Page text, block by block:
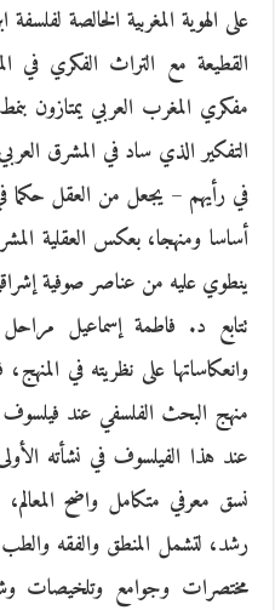
على الهوية المغربية الخالصة
القطيعة مع التراث الفكري في
مفكري المغرب العربي يمتازون
التفكير الذي ساد في المشرق
في رأيهم – يجعل من العقل حكما
أساسا ومنهجا، بعكس العقلية
ينطوي عليه من عناصر صوفية
تتابع د. فاطمة إسماعيل
وانعكاساتها على نظريته في
منهج البحث الفلسفي عند
عند هذا الفيلسوف في نشأته
نسق معرفي متكامل واضح
رشد، لتشمل المنطق والفقه
مختصرات وجوامع وتلخيصات